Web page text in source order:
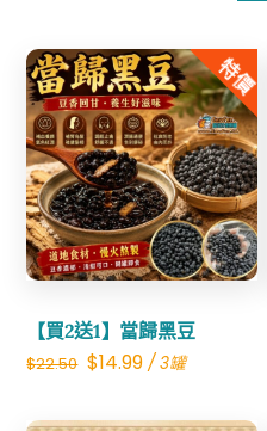
溫
熱
貼
數
量
特價
【買2送1】當歸黑豆
$22.50 Original
$14.99Current
/ 3罐
Share